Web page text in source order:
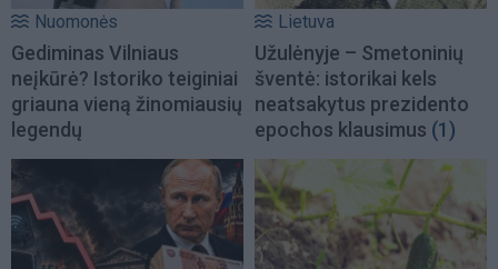
Nuomonės
Gediminas Vilniaus
neįkūrė? Istoriko teiginiai
griauna vieną žinomiausių
legendų
Lietuva
Užulėnyje – Smetoninių
šventė: istorikai kels
neatsakytus prezidento
epochos klausimus (1)